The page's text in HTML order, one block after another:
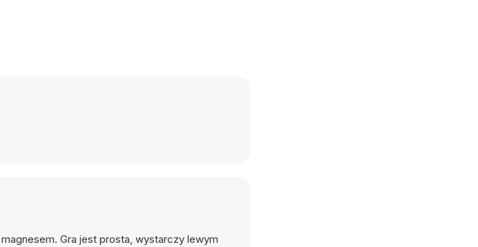
Gra jest prosta, wystarczy lewym